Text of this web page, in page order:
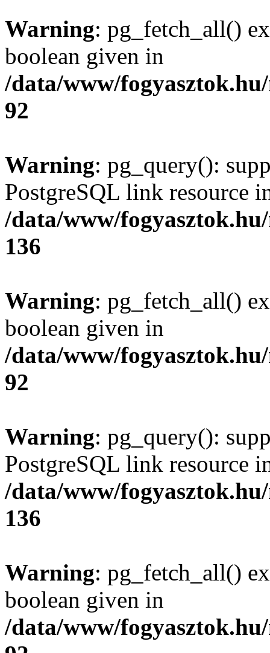
Warning: pg_fetch_all()
boolean given in
/data/www/
92
Warning: pg_query():
PostgreSQL link resource
/data/www/
136
Warning: pg_fetch_all()
boolean given in
/data/www/
92
Warning: pg_query():
PostgreSQL link resource
/data/www/
136
Warning: pg_fetch_all()
boolean given in
/data/www/